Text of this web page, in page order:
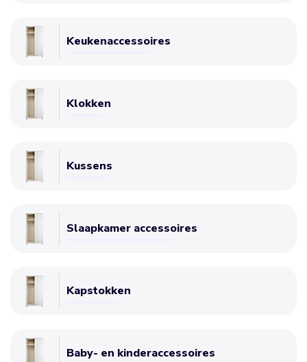
Keukenaccessoires
Klokken
Kussens
Slaapkamer accessoires
Kapstokken
Baby- en kinderaccessoires